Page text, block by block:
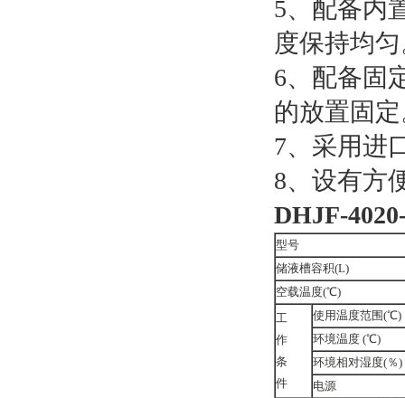
5、配备内
度保持均
6、配备固
的放置固
7、采用进
8、设有方
DHJF-
型号
储液槽容积(L)
空载温度(℃)
工
作
条
件
使用温度范围(℃)
环境温度 (℃)
环境相对湿度(％)
电源